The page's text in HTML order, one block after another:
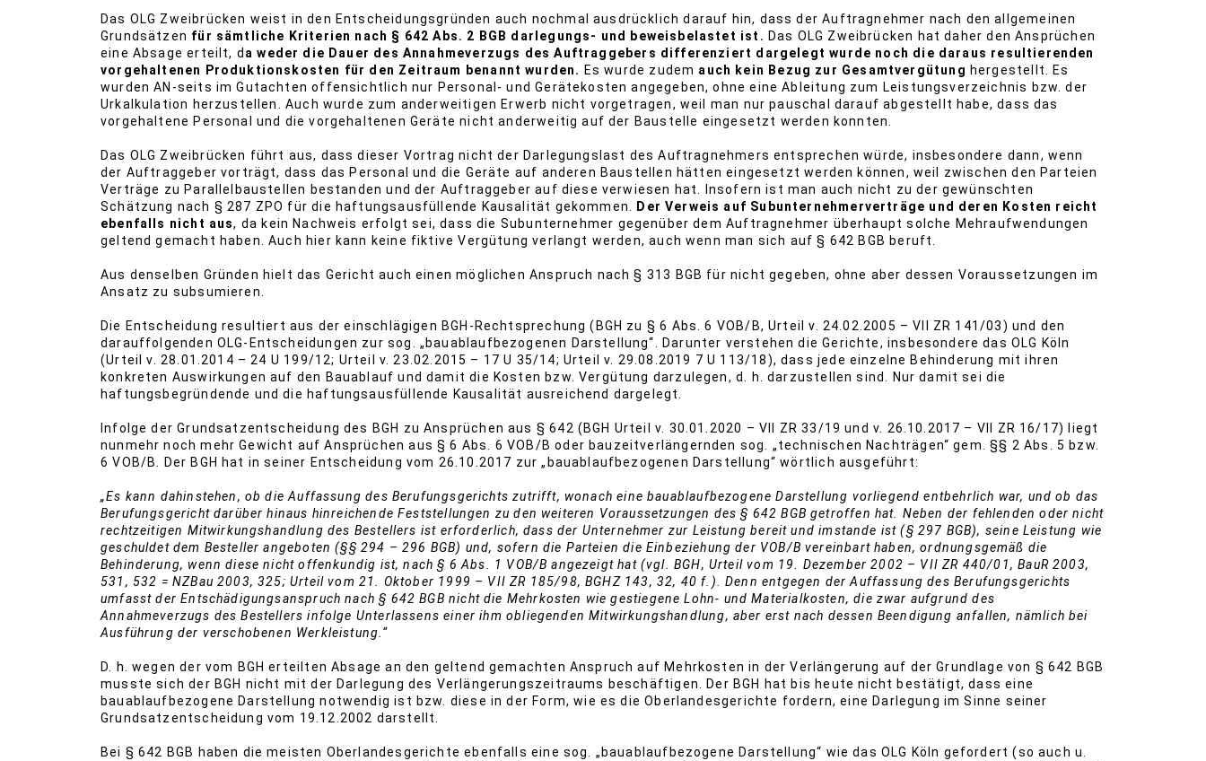
Das OLG Zweibrücken weist in den Entscheidungsgründen auch nochmal ausdrücklich darauf hin, dass der Auftragnehmer nach den allgemeinen
Grundsätzen für sämtliche Kriterien nach § 642 Abs. 2 BGB darlegungs- und beweisbelastet ist. Das OLG Zweibrücken hat daher den Ansprüchen
eine Absage erteilt, d a weder die Dauer des Annahmeverzugs des Auftraggebers differenziert dargelegt wurde noch die daraus resultierenden
vorgehaltenen Produktionskosten für den Zeitraum benannt wurden. Es wurde zudem auch kein Bezug zur Gesamtvergütung hergestellt. Es
wurden AN-seits im Gutachten offensichtlich nur Personal- und Gerätekosten angegeben, ohne eine Ableitung zum Leistungsverzeichnis bzw. der
Urkalkulation herzustellen. Auch wurde zum anderweitigen Erwerb nicht vorgetragen, weil man nur pauschal darauf abgestellt habe, dass das
vorgehaltene Personal und die vorgehaltenen Geräte nicht anderweitig auf der Baustelle eingesetzt werden konnten.
Das OLG Zweibrücken führt aus, dass dieser Vortrag nicht der Darlegungslast des Auftragnehmers entsprechen würde, insbesondere dann, wenn
der Auftraggeber vorträgt, dass das Personal und die Geräte auf anderen Baustellen hätten eingesetzt werden können, weil zwischen den Parteien
Verträge zu Parallelbaustellen bestanden und der Auftraggeber auf diese verwiesen hat. Insofern ist man auch nicht zu der gewünschten
Schätzung nach § 287 ZPO für die haftungsausfüllende Kausalität gekommen.
Der Verweis auf Subunternehmerverträge und deren Kosten reicht
ebenfalls nicht aus, da kein Nachweis erfolgt sei, dass die Subunternehmer gegenüber dem Auftragnehmer überhaupt solche Mehraufwendungen
geltend gemacht haben. Auch hier kann keine fiktive Vergütung verlangt werden, auch wenn man sich auf § 642 BGB beruft.
Aus denselben Gründen hielt das Gericht auch einen möglichen Anspruch nach § 313 BGB für nicht gegeben, ohne aber dessen Voraussetzungen im
Ansatz zu subsumieren.
Die Entscheidung resultiert aus der einschlägigen BGH-Rechtsprechung (BGH zu § 6 Abs. 6 VOB/B, Urteil v. 24.02.2005 – VII ZR 141/03) und den
darauffolgenden OLG-Entscheidungen zur sog. „bauablaufbezogenen Darstellung“. Darunter verstehen die Gerichte, insbesondere das OLG Köln
(Urteil v. 28.01.2014 – 24 U 199/12; Urteil v. 23.02.2015 – 17 U 35/14; Urteil v. 29.08.2019 7 U 113/18), dass jede einzelne Behinderung mit ihren
konkreten Auswirkungen auf den Bauablauf und damit die Kosten bzw. Vergütung darzulegen, d. h. darzustellen sind. Nur damit sei die
haftungsbegründende und die haftungsausfüllende Kausalität ausreichend dargelegt.
Infolge der Grundsatzentscheidung des BGH zu Ansprüchen aus § 642 (BGH Urteil v. 30.01.2020 – VII ZR 33/19 und v. 26.10.2017 – VII ZR 16/17) liegt
nunmehr noch mehr Gewicht auf Ansprüchen aus § 6 Abs. 6 VOB/B oder bauzeitverlängernden sog. „technischen Nachträgen“ gem. §§ 2 Abs. 5 bzw.
6 VOB/B. Der BGH hat in seiner Entscheidung vom 26.10.2017 zur „bauablaufbezogenen Darstellung“ wörtlich ausgeführt:
„Es kann dahinstehen, ob die Auffassung des Berufungsgerichts zutrifft, wonach eine bauablaufbezogene Darstellung vorliegend entbehrlich war, und ob das
Berufungsgericht darüber hinaus hinreichende Feststellungen zu den weiteren Voraussetzungen des § 642 BGB getroffen hat. Neben der fehlenden oder nicht
rechtzeitigen Mitwirkungshandlung des Bestellers ist erforderlich, dass der Unternehmer zur Leistung bereit und imstande ist (§ 297 BGB), seine Leistung wie
geschuldet dem Besteller angeboten (§§ 294 – 296 BGB) und, sofern die Parteien die Einbeziehung der VOB/B vereinbart haben, ordnungsgemäß die
Behinderung, wenn diese nicht offenkundig ist, nach § 6 Abs. 1 VOB/B angezeigt hat (vgl. BGH, Urteil vom 19. Dezember 2002 – VII ZR 440/01, BauR 2003,
531, 532 = NZBau 2003, 325; Urteil vom 21. Oktober 1999 – VII ZR 185/98, BGHZ 143, 32, 40 f.). Denn entgegen der Auffassung des Berufungsgerichts
umfasst der Entschädigungsanspruch nach § 642 BGB nicht die Mehrkosten wie gestiegene Lohn- und Materialkosten, die zwar aufgrund des
Annahmeverzugs des Bestellers infolge Unterlassens einer ihm obliegenden Mitwirkungshandlung, aber erst nach dessen Beendigung anfallen, nämlich bei
Ausführung der verschobenen Werkleistung.“
D. h. wegen der vom BGH erteilten Absage an den geltend gemachten Anspruch auf Mehrkosten in der Verlängerung auf der Grundlage von § 642 BGB
musste sich der BGH nicht mit der Darlegung des Verlängerungszeitraums beschäftigen. Der BGH hat bis heute nicht bestätigt, dass eine
bauablaufbezogene Darstellung notwendig ist bzw. diese in der Form, wie es die Oberlandesgerichte fordern, eine Darlegung im Sinne seiner
Grundsatzentscheidung vom 19.12.2002 darstellt.
Bei § 642 BGB haben die meisten Oberlandesgerichte ebenfalls eine sog. „bauablaufbezogene Darstellung“ wie das OLG Köln gefordert (so auch u.